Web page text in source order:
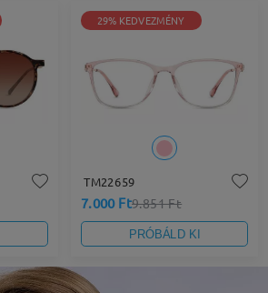
29% KEDVEZMÉNY
TM22659
7.000 Ft9.851 Ft
PRÓBÁLD KI